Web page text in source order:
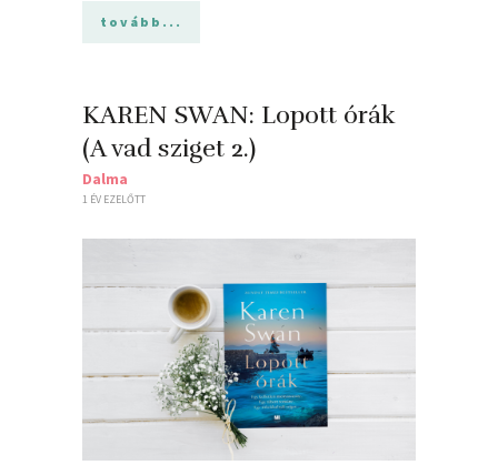
tovább...
KAREN SWAN: Lopott ​órák
(A vad sziget 2.)
Dalma
1 ÉV EZELŐTT